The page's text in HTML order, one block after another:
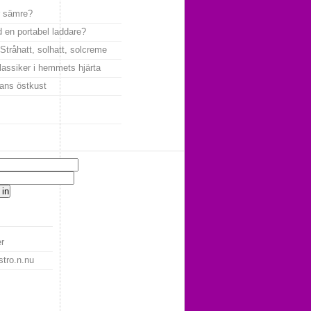
sämre?
en portabel laddare?
solhatt, solcreme
i hemmets hjärta
östkust